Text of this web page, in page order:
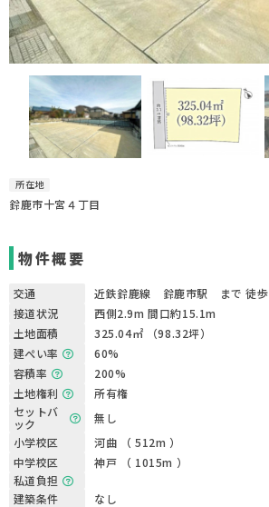
所在地
鈴鹿市十宮４丁目
物件概要
交通
近鉄鈴鹿線 鈴鹿市駅 まで 徒
接道状況
西側2.9m 間口約15.1m
土地面積
325.04㎡ （98.32坪）
建ぺい率
60%
容積率
200%
土地権利
所有権
セットバ
ック
無し
小学校区
河曲 （ 512m ）
中学校区
神戸 （ 1015m ）
私道負担
建築条件
なし